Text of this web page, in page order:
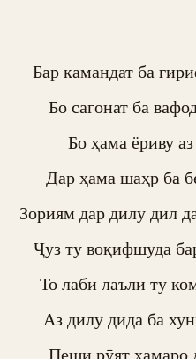
Бар камандат ба
Бо сагонат ба
Бо ҳама ёриву
Дар ҳама шаҳр ба
Зориям дар дилу дил
Ҷуз ту воқифшуда
То лаби лаъли ту
Аз дилу дида ба
Пеши рӯят ҳамаро